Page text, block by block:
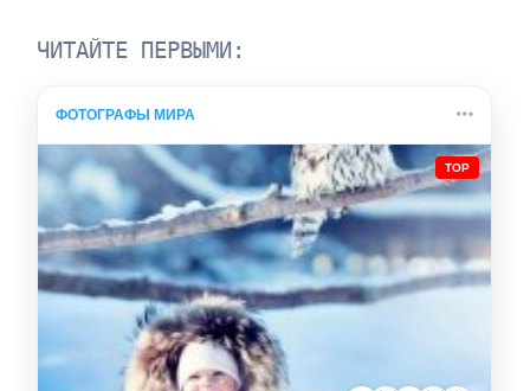
ЧИТАЙТЕ ПЕРВЫМИ:
ФОТОГРАФЫ МИРА
TOP